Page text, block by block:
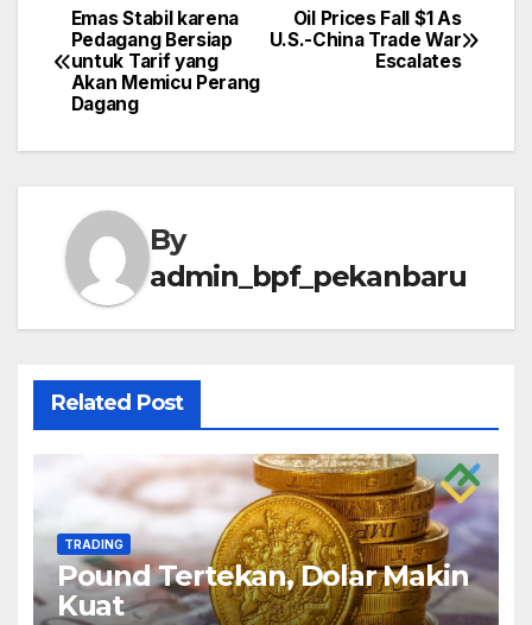
Post
navigation
Oil Prices Fall $1 As
U.S.-China Trade War
Escalates
Emas Stabil karena
Pedagang Bersiap
untuk Tarif yang
Akan Memicu Perang
Dagang
By
admin_bpf_pekanbaru
Related Post
TRADING
Pound Tertekan, Dolar Makin
Kuat